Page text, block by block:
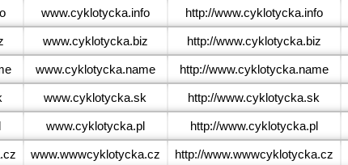
www.cyklotycka.info http://www.cyklotycka.info
www.cyklotycka.biz http://www.cyklotycka.biz
www.cyklotycka.name http://www.cyklotycka.name
www.cyklotycka.sk http://www.cyklotycka.sk
www.cyklotycka.pl http://www.cyklotycka.pl
www.wwwcyklotycka.cz http://www.wwwcyklotycka.cz